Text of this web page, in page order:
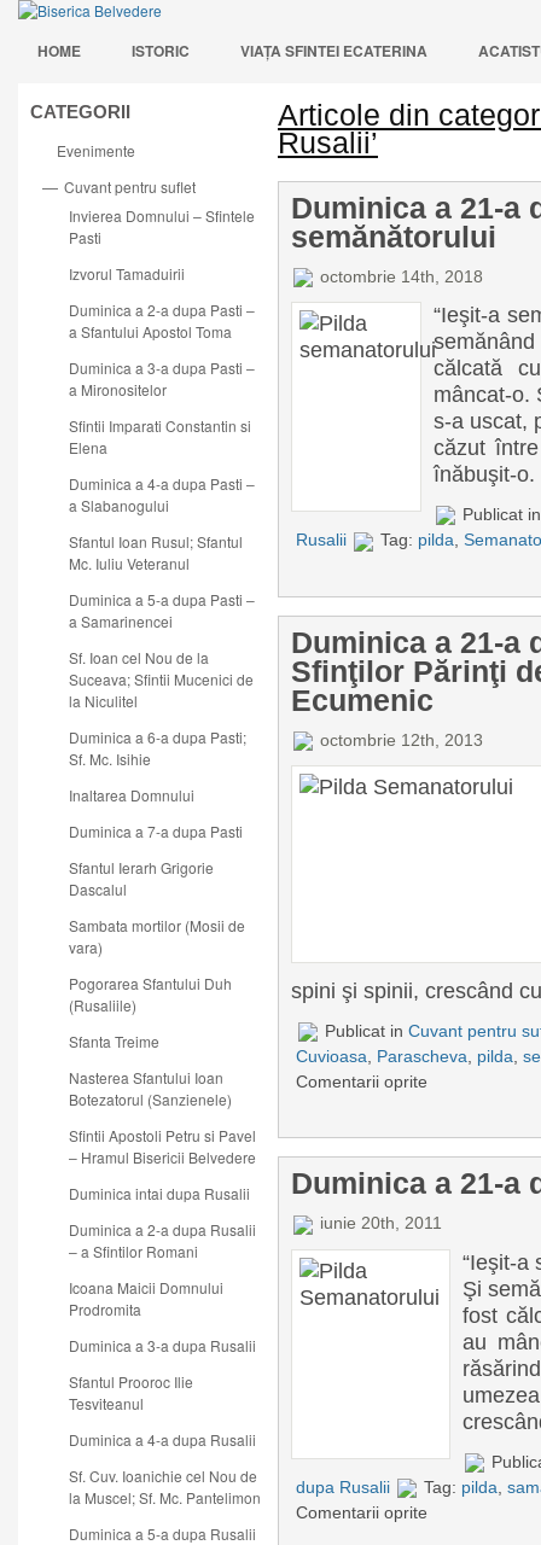
HOME ISTORIC VIAŢA SFINTEI ECATERINA
CATEGORII
Evenimente
— Cuvant pentru suflet
Invierea Domnului – Sfintele
Pasti
Izvorul Tamaduirii
Duminica a 2-a dupa Pasti –
a Sfantului Apostol Toma
Duminica a 3-a dupa Pasti –
a Mironositelor
Sfintii Imparati Constantin si
Elena
Duminica a 4-a dupa Pasti –
a Slabanogului
Sfantul Ioan Rusul; Sfantul
Mc. Iuliu Veteranul
Duminica a 5-a dupa Pasti –
a Samarinencei
Sf. Ioan cel Nou de la
Suceava; Sfintii Mucenici de
la Niculitel
Duminica a 6-a dupa Pasti;
Sf. Mc. Isihie
Inaltarea Domnului
Duminica a 7-a dupa Pasti
Sfantul Ierarh Grigorie
Dascalul
Sambata mortilor (Mosii de
vara)
Pogorarea Sfantului Duh
(Rusaliile)
Sfanta Treime
Nasterea Sfantului Ioan
Botezatorul (Sanzienele)
Sfintii Apostoli Petru si Pavel
– Hramul Bisericii Belvedere
Duminica intai dupa Rusalii
Duminica a 2-a dupa Rusalii
– a Sfintilor Romani
Icoana Maicii Domnului
Prodromita
Duminica a 3-a dupa Rusalii
Sfantul Prooroc Ilie
Tesviteanul
Duminica a 4-a dupa Rusalii
Sf. Cuv. Ioanichie cel Nou de
la Muscel; Sf. Mc. Pantelimon
Duminica a 5-a dupa Rusalii
Articole din
Rusalii’
Duminica a 21-a
semănătorului
octombrie 14th, 2018
“Ieşit-a
călcată
mâncat-o.
s-a uscat,
căzut
înăbuşit-o.
Publicat
Rusalii
Tag: pilda,
Duminica a 21-a
Sfinţilor Părinţi
Ecumenic
octombrie 12th, 2013
spini şi spinii, crescând
Publicat in Cuvant pentru
Cuvioasa
Parascheva pilda
Comentarii oprite
Duminica a 21-a
iunie 20th, 2011
“Ieşit-a
Şi
fost
au
dupa Rusalii
Tag: pilda
Comentarii oprite